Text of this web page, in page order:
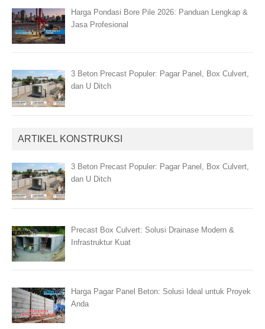
Harga Pondasi Bore Pile 2026: Panduan Lengkap &
Jasa Profesional
3 Beton Precast Populer: Pagar Panel, Box Culvert,
dan U Ditch
ARTIKEL KONSTRUKSI
3 Beton Precast Populer: Pagar Panel, Box Culvert,
dan U Ditch
Precast Box Culvert: Solusi Drainase Modern &
Infrastruktur Kuat
Harga Pagar Panel Beton: Solusi Ideal untuk Proyek
Anda